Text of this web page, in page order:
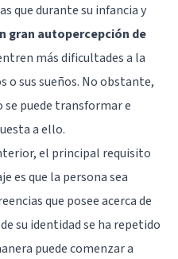
que durante su infancia y
gran autopercepción de
más dificultades a la
o sus sueños. No obstante,
puede transformar e
a ello.
el principal requisito
es que la persona sea
que posee acerca de
su identidad se ha repetido
puede comenzar a